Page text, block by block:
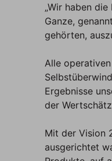
„Wir haben
Ganze,
gehörten,
Alle
Ergebnisse
der
Mit der Vision
ausgerichtet